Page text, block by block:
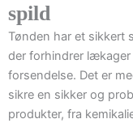
spild
Tønden har et
der forhindrer
forsendelse. Det er
sikre en sikker og
produkter, fra